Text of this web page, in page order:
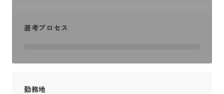
選考プロセス
勤務地